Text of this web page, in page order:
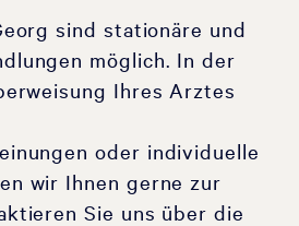
sind stationäre und
möglich. In der
Ihres Arztes
oder individuelle
wir Ihnen gerne zur
Sie uns über die